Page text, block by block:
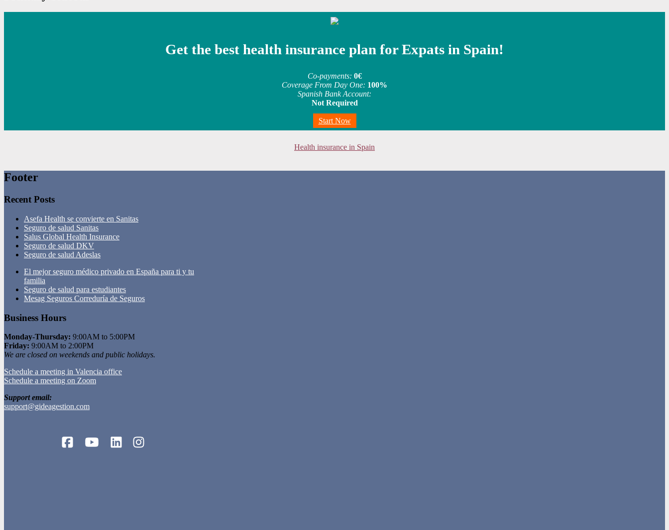
Get the best health insurance plan for Expats in Spain!
Co-payments: 0€
Coverage From Day One: 100%
Spanish Bank Account:
Not Required
Start Now
Health insurance in Spain
Footer
Recent Posts
Asefa Health se convierte en Sanitas
Seguro de salud Sanitas
Salus Global Health Insurance
Seguro de salud DKV
Seguro de salud Adeslas
El mejor seguro médico privado en España para ti y tu
familia
Seguro de salud para estudiantes
Mesag Seguros Correduría de Seguros
Business Hours
Monday-Thursday: 9:00AM to 5:00PM
Friday: 9:00AM to 2:00PM
We are closed on weekends and public holidays.
Schedule a meeting in Valencia office
Schedule a meeting on Zoom
Support email:
support@gideagestion.com